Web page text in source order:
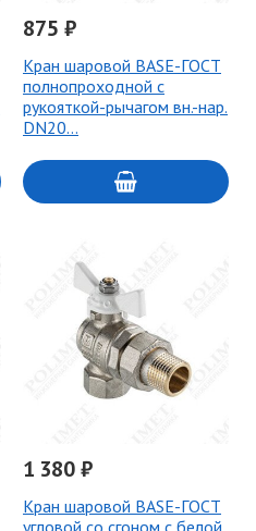
875 ₽
Кран шаровой BASE-ГОСТ
полнопроходной с
рукояткой-рычагом вн.-нар.
DN20…
1 380 ₽
Кран шаровой BASE-ГОСТ
угловой со сгоном с белой